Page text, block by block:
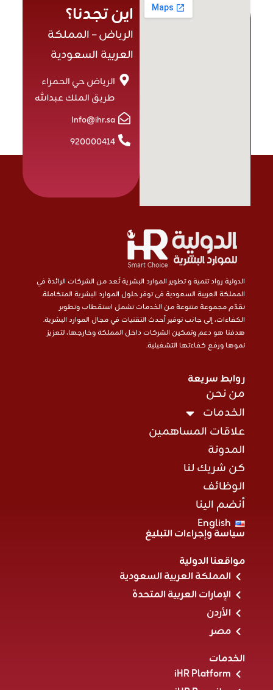
اين تجدنا؟
الرياض – المملكة
العربية السعودية
الرياض حي الحمراء
طريق الملك عبدالله
Info@ihr.sa
920000414
الدولية رواد تنمية و تطوير الموارد البشرية تُعد من الشركات الرائدة في
المملكة العربية السعودية في توفر حلول الموارد البشرية المتكاملة.
نقدّم مجموعة متنوعة من الخدمات تشمل استقطاب وتطوير
الكفاءات، إلى جانب توفير أحدث التقنيات في مجال الموارد البشرية.
هدفنا هو دعم وتمكين الشركات داخل المملكة وخارجها، لتعزيز
نموها ورفع كفاءتها التشغيلية.
روابط سريعة
من نحن
الخدمات
علاقات المساهمين
المدونة
كن شريك لنا
الوظائف
أنضم الينا
English
سياسة وإجراءات التبليغ
مواقعنا الدولية
المملكة العربية السعودية
الإمارات العربية المتحدة
الأردن
مصر
الخدمات
iHR Platform